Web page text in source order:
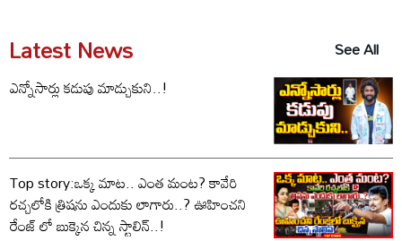
Latest News
See All
ఎన్నోసార్లు కడుపు మాడ్చుకుని..!
Top story:ఒక్క మాట.. ఎంత మంట? కావేరి
రచ్చలోకి త్రిషను ఎందుకు లాగారు..? ఊహించని
రేంజ్ లో బుక్కైన చిన్న స్టాలిన్..!